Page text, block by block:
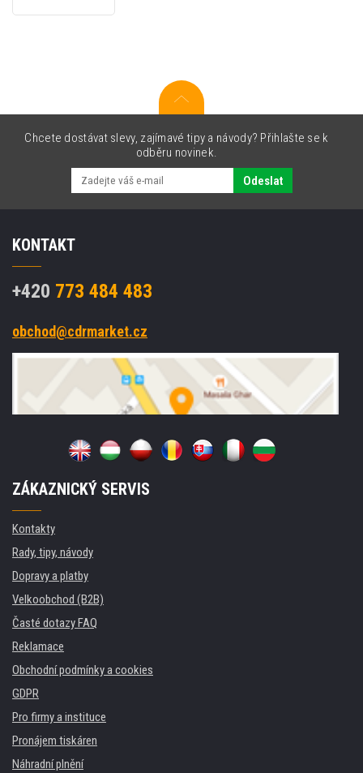
supply
Chcete dostávat slevy, zajímavé tipy a návody? Přihlašte se k
odběru novinek.
Odeslat
KONTAKT
+420 773 484 483
obchod@cdrmarket.cz
ZÁKAZNICKÝ SERVIS
Kontakty
Rady, tipy, návody
Dopravy a platby
Velkoobchod (B2B)
Časté dotazy FAQ
Reklamace
Obchodní podmínky a cookies
GDPR
Pro firmy a instituce
Pronájem tiskáren
Náhradní plnění